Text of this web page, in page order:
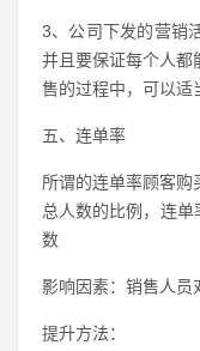
3、公司下发的营销
并且要保证每个人都
售的过程中，可以适
五、连单率
所谓的连单率顾客购
总人数的比例，连单
数
影响因素：销售人员
提升方法：